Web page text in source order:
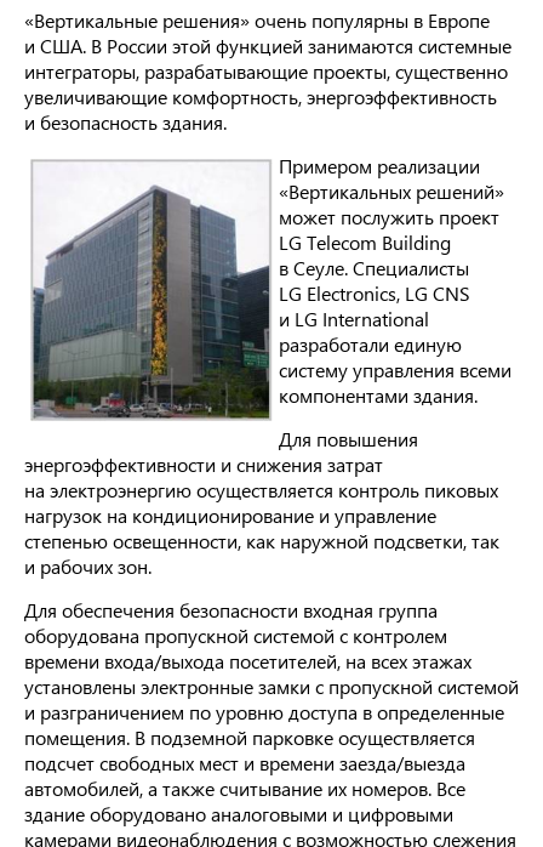
«Вертикальные решения» очень популярны в Европе
и США. В России этой функцией занимаются системные
интеграторы, разрабатывающие проекты, существенно
увеличивающие комфортность, энергоэффективность
и безопасность здания.
Примером реализации
«Вертикальных решений»
может послужить проект
LG Telecom Building
в Сеуле. Специалисты
LG Electronics, LG CNS
и LG International
разработали единую
систему управления всеми
компонентами здания.
Для повышения
энергоэффективности и снижения затрат
на электроэнергию осуществляется контроль пиковых
нагрузок на кондиционирование и управление
степенью освещенности, как наружной подсветки, так
и рабочих зон.
Для обеспечения безопасности входная группа
оборудована пропускной системой с контролем
времени входа/выхода посетителей, на всех этажах
установлены электронные замки с пропускной системой
и разграничением по уровню доступа в определенные
помещения. В подземной парковке осуществляется
подсчет свободных мест и времени заезда/выезда
автомобилей, а также считывание их номеров. Все
здание оборудовано аналоговыми и цифровыми
камерами видеонаблюдения с возможностью слежения